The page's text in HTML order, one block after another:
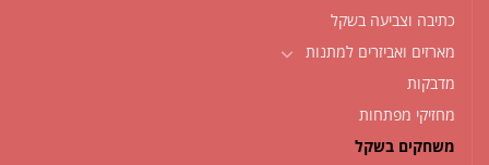
כתיבה וצביעה בשקל
מארזים ואביזרים למתנות
מדבקות
מחזיקי מפתחות
משחקים בשקל